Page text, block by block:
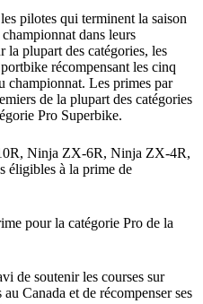
pilotes qui terminent la saison
dans leurs
la plupart des catégories, les
récompensant les cinq
championnat. Les primes par
de la plupart des catégories
Pro Superbike.
Ninja ZX-6R, Ninja ZX-4R,
éligibles à la prime de
pour la catégorie Pro de la
de soutenir les courses sur
Canada et de récompenser ses